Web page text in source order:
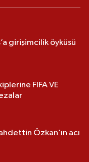
girişimcilik öyküsü
FIFA VE
Özkan’ın acı